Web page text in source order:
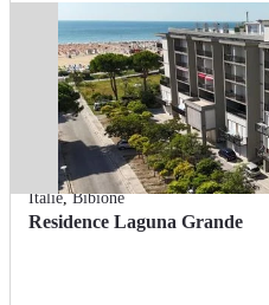
Itálie,Bibione
Residence Laguna Grande